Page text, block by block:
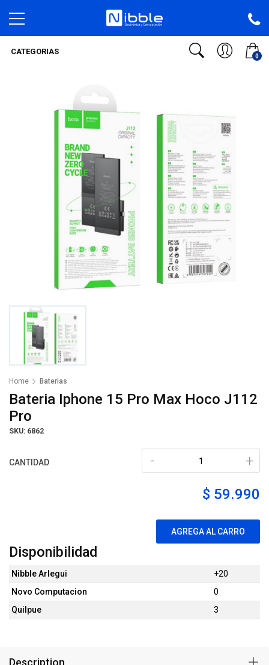
0
CATEGORIAS
Home Baterias
Bateria Iphone 15 Pro Max Hoco J112
Pro
SKU: 6862
CANTIDAD +
-
$ 59.990
AGREGA AL CARRO
Disponibilidad
Nibble Arlegui
+20
Novo Computacion
0
Quilpue
3
Description